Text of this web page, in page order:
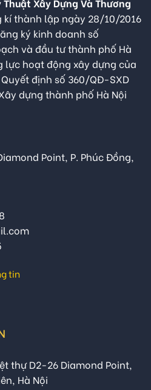
kí thành lập ngày 28/10/2016
ký kinh doanh số
và đầu tư thành phố Hà
lực hoạt động xây dựng của
định số 360/QĐ-SXD
dựng thành phố Hà Nội
Point, P. Phúc Đồng,
tin
thự D2-26 Diamond Point,
Hà Nội